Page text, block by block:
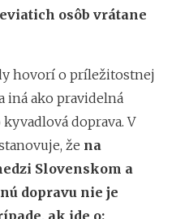
osôb vrátane
hovorí o príležitostnej
iná ako pravidelná
doprava. V
že na
Slovenskom a
dopravu nie je
ak ide o: